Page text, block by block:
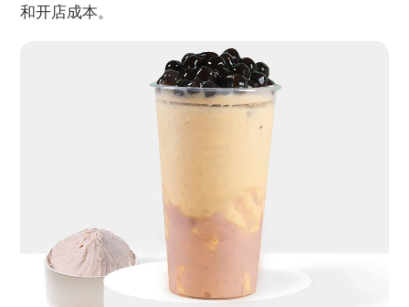
和开店成本。